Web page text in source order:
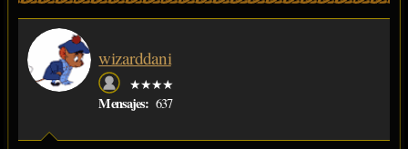
wizarddani
★★★★
Mensajes: 637